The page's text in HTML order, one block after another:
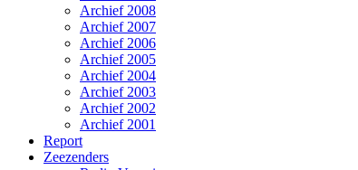
Archief 2008
Archief 2007
Archief 2006
Archief 2005
Archief 2004
Archief 2003
Archief 2002
Archief 2001
Report
Zeezenders